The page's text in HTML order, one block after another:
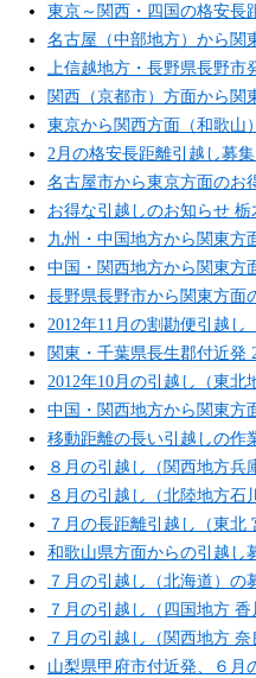
東京～関西・四国の格安長
名古屋（中部地方）から関
上信越地方・長野県長野
関西（京都市）方面から関
東京から関西方面（和歌山
2月の格安長距離引越し募
名古屋市から東京方面のお
お得な引越しのお知らせ
九州・中国地方から関東方
中国・関西地方から関東方
長野県長野市から関東方面
2012年11月の割勘便引越
関東・千葉県長生郡付近発
2012年10月の引越し（東
中国・関西地方から関東方
移動距離の長い引越しの作
８月の引越し（関西地方
８月の引越し（北陸地方
７月の長距離引越し（東
和歌山県方面からの引越し
７月の引越し（北海道）の
７月の引越し（四国地方
７月の引越し（関西地方
山梨県甲府市付近発、６月